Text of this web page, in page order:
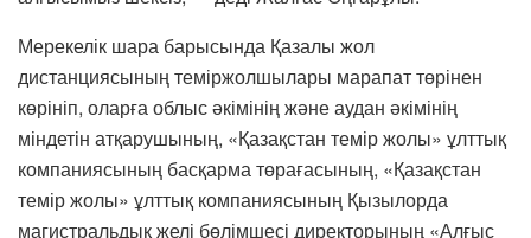
Мерекелік шара барысында Қазалы жол
дистанциясының теміржолшылары марапат төрінен
көрініп, оларға облыс әкімінің және аудан әкімінің
міндетін атқарушының, «Қазақстан темір жолы» ұлттық
компаниясының басқарма төрағасының, «Қазақстан
темір жолы» ұлттық компаниясының Қызылорда
магистральдық желі бөлімшесі директорының «Алғыс